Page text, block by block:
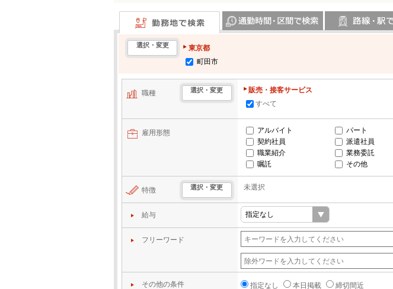
勤務地で検索
選択・変更
東京都
町田市
職種 選択・変更
販売・接客サービス
すべて
雇用形態 アルバイト パート
契約社員
派遣社員
職業紹介
業務委託
嘱託
その他
特徴 選択・変更 未選択
給与
フリーワード
その他の条件 指定なし 本日掲載 締切間近